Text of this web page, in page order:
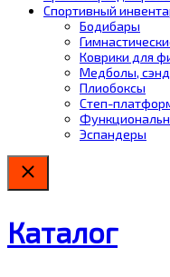
Спортивный
Бодибары
Коврики для
Медболы,
Плиобоксы
Степ-
Эспандеры
Каталог